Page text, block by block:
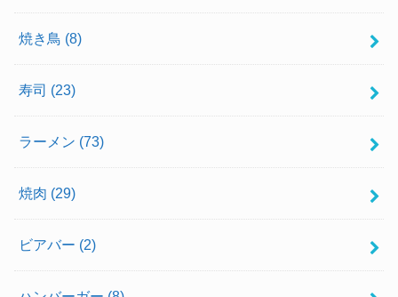
焼き鳥 (8)
寿司 (23)
ラーメン (73)
焼肉 (29)
ビアバー (2)